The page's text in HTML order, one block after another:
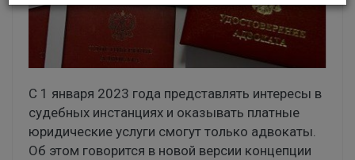
С 1 января 2023 года представлять интересы в
судебных инстанциях и оказывать платные
юридические услуги смогут только адвокаты.
Об этом говорится в новой версии концепции